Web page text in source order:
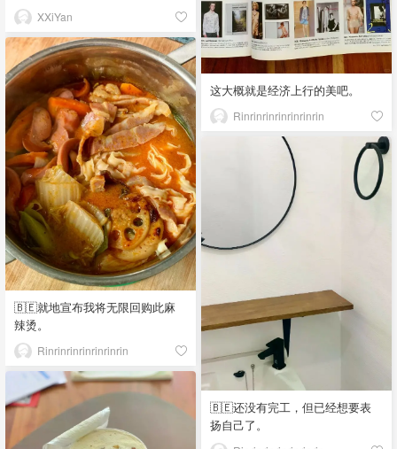
XXiYan
这大概就是经济上行的美吧。
Rinrinrinrinrinrinrin
🇧🇪就地宣布我将无限回购此麻
辣烫。
Rinrinrinrinrinrinrin
🇧🇪还没有完工，但已经想要表
扬自己了。